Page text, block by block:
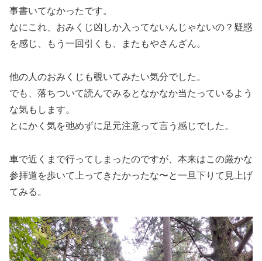
事書いてなかったです。
なにこれ、おみくじ凶しか入ってないんじゃないの？疑惑
を感じ、もう一回引くも、またもやさんざん。
他の人のおみくじも覗いてみたい気分でした。
でも、落ちついて読んでみるとなかなか当たっているよう
な気もします。
とにかく気を弛めずに足元注意って言う感じでした。
車で近くまで行ってしまったのですが、本来はこの厳かな
参拝道を歩いて上ってきたかったな〜と一旦下りて見上げ
てみる。